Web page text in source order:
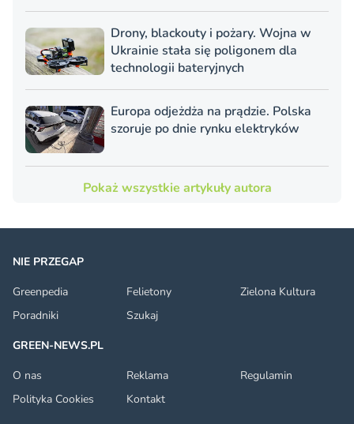
Drony, blackouty i pożary. Wojna w
Ukrainie stała się poligonem dla
technologii bateryjnych
Europa odjeżdża na prądzie. Polska
szoruje po dnie rynku elektryków
Pokaż wszystkie artykuły autora
NIE PRZEGAP
Greenpedia
Felietony
Zielona Kultura
Poradniki
Szukaj
GREEN-NEWS.PL
O nas
Reklama
Regulamin
Polityka Cookies
Kontakt